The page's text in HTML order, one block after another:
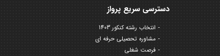
دسترسی سریع پرواز
انتخاب رشته کنکور 1403
مشاوره تحصیلی حرفه ای
فرصت شغلی